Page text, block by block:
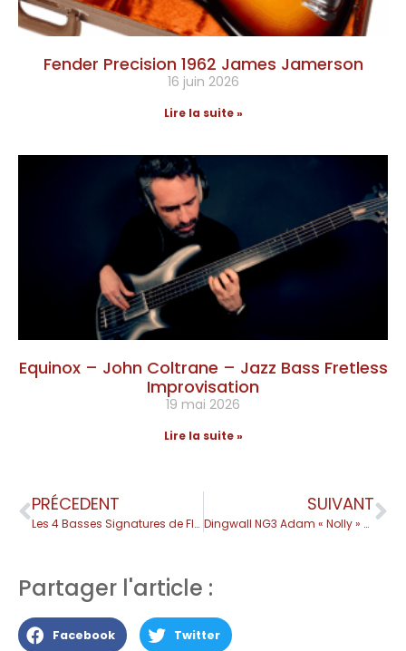
Fender Precision 1962 James Jamerson
16 juin 2026
Lire la suite »
Equinox – John Coltrane – Jazz Bass Fretless
Improvisation
19 mai 2026
Lire la suite »
PRÉCEDENT
Les 4 Basses Signatures de Flea – Fender + Modulus + Flea Bass
SUIVANT
Dingwall NG3 Adam « Nolly » Getgood Signature – Basse Demo Complète
Partager l'article :
Facebook Twitter